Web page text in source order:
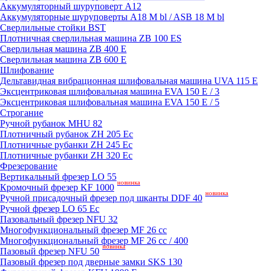
Аккумуляторный шуруповерт A12
Аккумуляторные шуруповерты A18 M bl / ASB 18 M bl
Сверлильные стойки BST
Плотничная сверлильная машина ZB 100 ES
Сверлильная машина ZB 400 E
Сверлильная машина ZB 600 E
Шлифование
Дельтавидная вибрационная шлифовальная машина UVA 115 E
Эксцентриковая шлифовальная машина EVA 150 E / 3
Эксцентриковая шлифовальная машина EVA 150 E / 5
Строгание
Ручной рубанок MHU 82
Плотничный рубанок ZH 205 Ec
Плотничные рубанки ZH 245 Ec
Плотничные рубанки ZH 320 Ec
Фрезерование
Вертикальный фрезер LO 55
Кромочный фрезер KF 1000 новинка
Ручной присадочный фрезер под шканты DDF 40 новинка
Ручной фрезер LO 65 Ec
Пазовальный фрезер NFU 32
Mногофункциональный фрезер MF 26 cc
Mногофункциональный фрезер MF 26 cc / 400
Пазовый фрезер NFU 50 новинка
Пазовый фрезер под дверные замки SKS 130